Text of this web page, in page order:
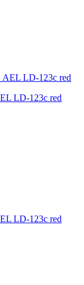
LD-123c red
LD-123c red